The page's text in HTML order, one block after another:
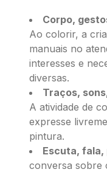
Corpo,
Ao colorir, a
manuais no
interesses e
diversas.
Traços,
A atividade de
expresse
pintura.
Escuta, fala,
conversa sobre